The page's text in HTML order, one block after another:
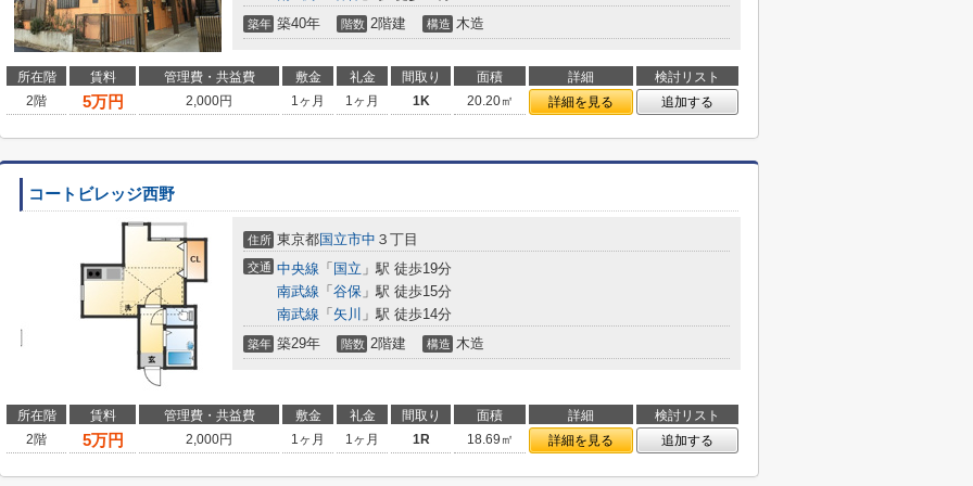
築年 築40年 階数 2階建 構造 木造
所在階 賃料 管理費・共益費 敷金 礼金 間取り 面積 詳細
検討リスト
2階
5万円 2,000円 1ヶ月 1ヶ月 1K 20.20㎡ 詳細を見る 追加する
コートビレッジ西野
住所 東京都国立市中 ３丁目
交通 中央線 「 国立 」駅 徒歩19分
南武線 「 谷保 」駅 徒歩15分
南武線 「 矢川 」駅 徒歩14分
築年 築29年 階数 2階建 構造 木造
所在階 賃料 管理費・共益費 敷金 礼金 間取り 面積 詳細
検討リスト
2階
5万円 2,000円 1ヶ月 1ヶ月 1R 18.69㎡ 詳細を見る 追加する